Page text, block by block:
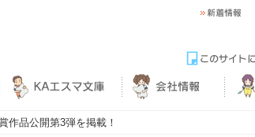
作品公開第3弾を掲載！